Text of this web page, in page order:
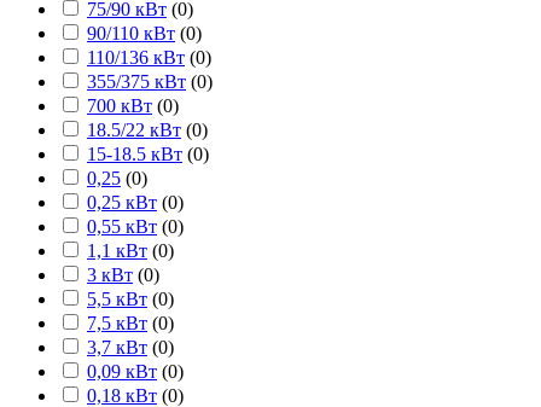
75/90 кВт (0)
90/110 кВт (0)
110/136 кВт (0)
355/375 кВт (0)
700 кВт (0)
18.5/22 кВт (0)
15-18.5 кВт (0)
0,25 (0)
0,25 кВт (0)
0,55 кВт (0)
1,1 кВт (0)
3 кВт (0)
5,5 кВт (0)
7,5 кВт (0)
3,7 кВт (0)
0,09 кВт (0)
0,18 кВт (0)